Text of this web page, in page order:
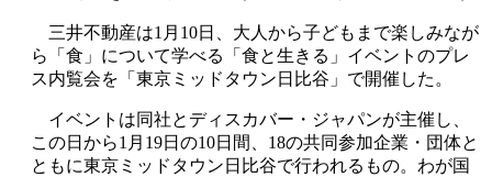
三井不動産は1月10日、大人から子どもまで楽しみなが
ら「食」について学べる「食と生きる」イベントのプレ
ス内覧会を「東京ミッドタウン日比谷」で開催した。
イベントは同社とディスカバー・ジャパンが主催し、
この日から1月19日の10日間、18の共同参加企業・団体と
ともに東京ミッドタウン日比谷で行われるもの。わが国